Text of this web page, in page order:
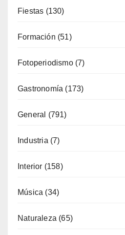
Fiestas (130)
Formación (51)
Fotoperiodismo(7)
Gastronomía (173)
General (791)
Industria (7)
Interior (158)
Música (34)
Naturaleza (65)